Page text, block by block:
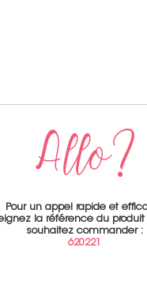
Pour un appel rapide et
la référence du produit
souhaitez commander :
620221